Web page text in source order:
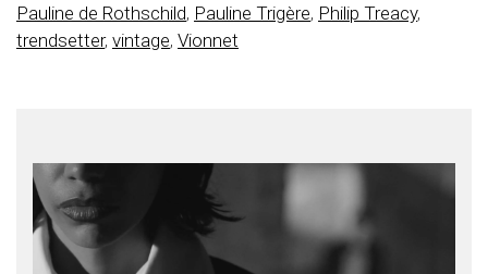
Pauline de Rothschild, Pauline Trigère, Philip Treacy,
trendsetter, vintage, Vionnet